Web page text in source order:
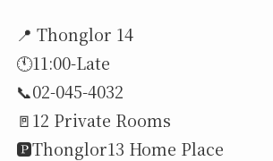
📍 Thonglor 14
🕚11:00-Late
📞02-045-4032
🚪12 Private Rooms
🅿️Thonglor13 Home Place